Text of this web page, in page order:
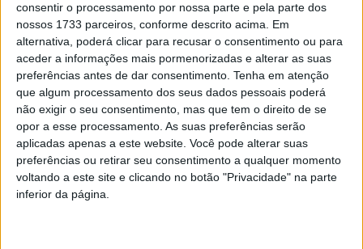
consentir o processamento por nossa parte e pela parte dos
nossos 1733 parceiros, conforme descrito acima. Em
alternativa, poderá clicar para recusar o consentimento ou para
aceder a informações mais pormenorizadas e alterar as suas
preferências antes de dar consentimento. Tenha em atenção
que algum processamento dos seus dados pessoais poderá
não exigir o seu consentimento, mas que tem o direito de se
opor a esse processamento. As suas preferências serão
aplicadas apenas a este website. Você pode alterar suas
preferências ou retirar seu consentimento a qualquer momento
voltando a este site e clicando no botão "Privacidade" na parte
inferior da página.
TAGS Vouzela
Artigo anterior